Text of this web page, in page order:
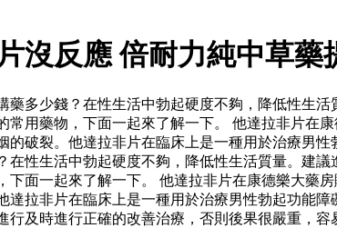
沒反應 倍耐力純中草
藥多少錢？在性生活中勃起硬度不夠，降低性生
常用藥物，下面一起來了解一下。 他達拉非片在
的破裂。他達拉非片在臨床上是一種用於治療男性
在性生活中勃起硬度不夠，降低性生活質量。建
下面一起來了解一下。 他達拉非片在康德樂大藥
達拉非片在臨床上是一種用於治療男性勃起功能障
行及時進行正確的改善治療，否則後果很嚴重，